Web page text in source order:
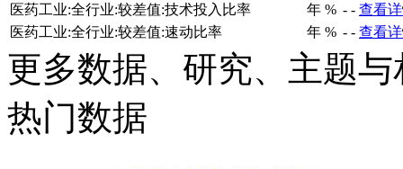
医药工业:全行业:较差值:技术投入比率
年 % - - 查看
医药工业:全行业:较差值:速动比率
年 % - - 查看
更多数据、研究、主题
热门数据